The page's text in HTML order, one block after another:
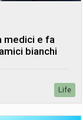
medici e fa
bianchi
Life